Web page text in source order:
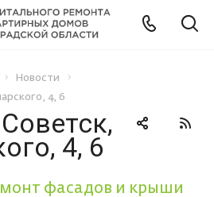
Новости
4, 6
4, 6
фасадов и крыши